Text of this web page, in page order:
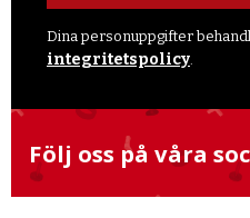
Dina personuppgifter
integritetspolicy.
Följ oss på våra